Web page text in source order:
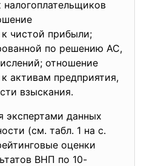
налогоплательщиков
чистой прибыли;
по решению АС,
отношение
активам предприятия,
взыскания.
экспертами данных
(см. табл. 1 на с.
оценки
ВНП по 10-